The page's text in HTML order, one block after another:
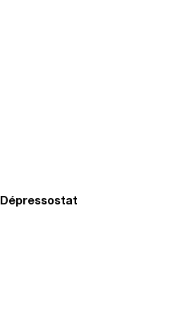
Dépressostat